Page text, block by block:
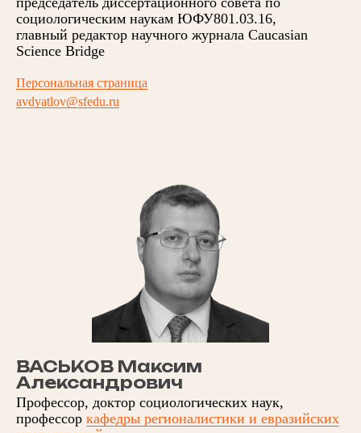
социологическим наукам ЮФУ801.03.16,
главный редактор научного журнала Caucasian
Science Bridge
Персональная страница
avdyatlov@sfedu.ru
ВАСЬКОВ Максим
Александрович
Профессор, доктор социологических наук,
профессор кафедры регионалистики и евразийских